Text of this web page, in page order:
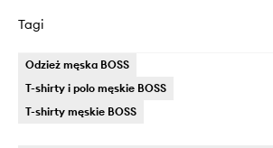
Tagi
Odzież męska BOSS
T-shirty i polo męskie BOSS
T-shirty męskie BOSS